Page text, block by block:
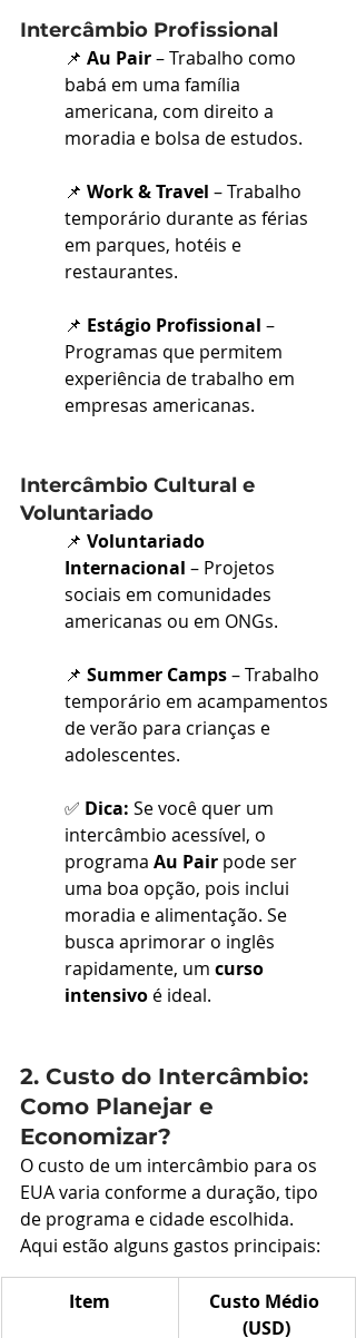
Intercâmbio Profissional
📌 Au Pair – Trabalho como
babá em uma família
americana, com direito a
moradia e bolsa de estudos.
📌 Work & Travel – Trabalho
temporário durante as férias
em parques, hotéis e
restaurantes.
📌 Estágio Profissional –
Programas que permitem
experiência de trabalho em
empresas americanas.
Intercâmbio Cultural e
Voluntariado
📌 Voluntariado
Internacional – Projetos
sociais em comunidades
americanas ou em ONGs.
📌 Summer Camps – Trabalho
temporário em acampamentos
de verão para crianças e
adolescentes.
✅ Dica: Se você quer um
intercâmbio acessível, o
programa Au Pair pode ser
uma boa opção, pois inclui
moradia e alimentação. Se
busca aprimorar o inglês
rapidamente, um curso
intensivo é ideal.
2. Custo do Intercâmbio:
Como Planejar e
Economizar?
O custo de um intercâmbio para os
EUA varia conforme a duração, tipo
de programa e cidade escolhida.
Aqui estão alguns gastos principais:
Item
Custo Médio
(USD)